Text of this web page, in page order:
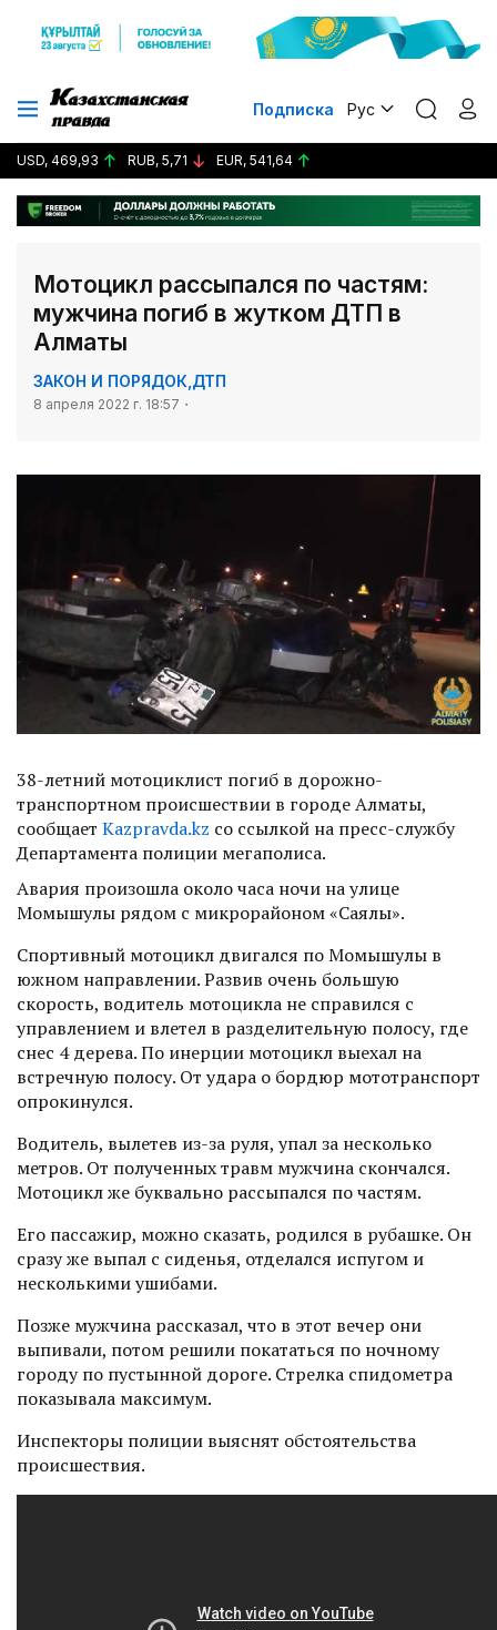
Подписка Рус
USD, 469,93 RUB, 5,71 EUR, 541,64
Мотоцикл рассыпался по частям:
мужчина погиб в жутком ДТП в
Алматы
ЗАКОН И ПОРЯДОК ДТП
8 апреля 2022 г. 18:57
38-летний мотоциклист погиб в дорожно-
транспортном происшествии в городе Алматы,
сообщает Kazpravda.kz со ссылкой на пресс-службу
Департамента полиции мегаполиса.
Авария произошла около часа ночи на улице
Момышулы рядом с микрорайоном «Саялы».
Спортивный мотоцикл двигался по Момышулы в
южном направлении. Развив очень большую
скорость, водитель мотоцикла не справился с
управлением и влетел в разделительную полосу, где
снес 4 дерева. По инерции мотоцикл выехал на
встречную полосу. От удара о бордюр мототранспорт
опрокинулся.
Водитель, вылетев из-за руля, упал за несколько
метров. От полученных травм мужчина скончался.
Мотоцикл же буквально рассыпался по частям.
Его пассажир, можно сказать, родился в рубашке. Он
сразу же выпал с сиденья, отделался испугом и
несколькими ушибами.
Позже мужчина рассказал, что в этот вечер они
выпивали, потом решили покататься по ночному
городу по пустынной дороге. Стрелка спидометра
показывала максимум.
Инспекторы полиции выяснят обстоятельства
происшествия.